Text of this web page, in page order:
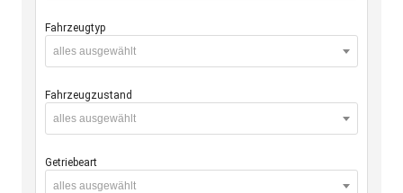
Fahrzeugtyp
alles ausgewählt
Fahrzeugzustand
alles ausgewählt
Getriebeart
alles ausgewählt